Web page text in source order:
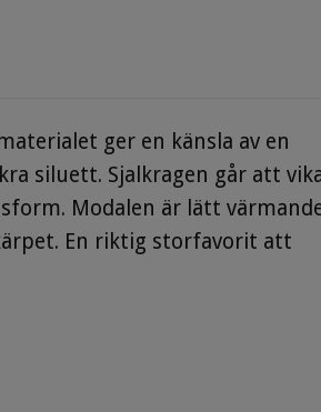
ger en känsla av en
siluett. Sjalkragen går att
Modalen är lätt
En riktig storfavorit att